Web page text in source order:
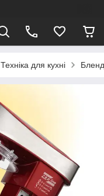
Техніка для кухні